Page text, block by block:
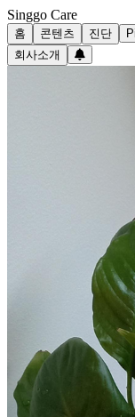
Singgo Care
홈 콘텐츠 진단
회사소개